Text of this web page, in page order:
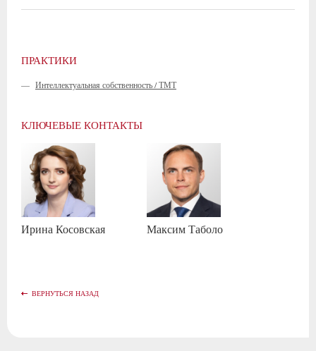
ПРАКТИКИ
— Интеллектуальная собственность / ТМТ
КЛЮЧЕВЫЕ КОНТАКТЫ
Ирина Косовская МаксимТаболо
ВЕРНУТЬСЯ НАЗАД